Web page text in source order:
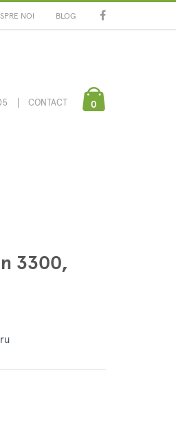
NOI BLOG
CONTACT 0
3300,